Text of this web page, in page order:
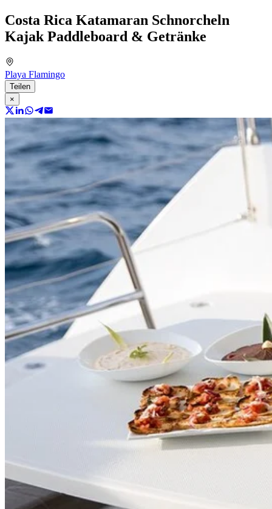
Costa Rica Katamaran Schnorcheln
Kajak Paddleboard & Getränke
Playa Flamingo
Teilen
×